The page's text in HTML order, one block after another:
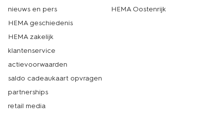
nieuws en pers
HEMA geschiedenis
HEMA zakelijk
klantenservice
actievoorwaarden
saldo cadeaukaart opvragen
partnerships
retail media
HEMA Oostenrijk